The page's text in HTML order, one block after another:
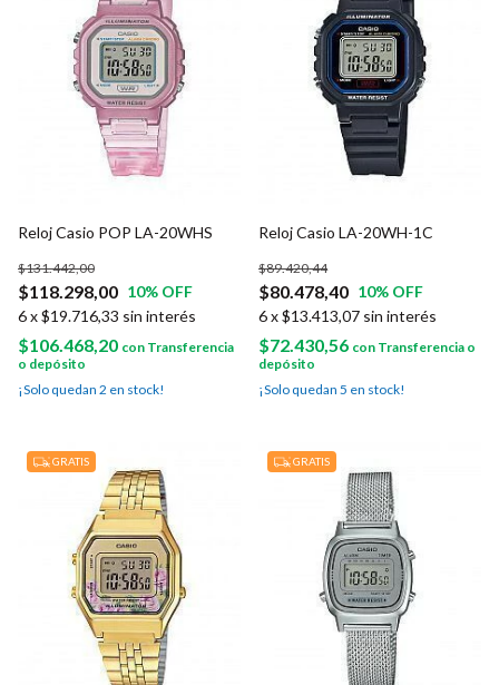
Reloj Casio POP LA-20WHS
$118.298,00
$131.442,00
10% OFF
6x$19.716,33 sin interés
$106.468,20 con Transferencia
o depósito
¡Solo quedan 2 en stock!
Reloj Casio LA-20WH-1C
$80.478,40
$89.420,44
10% OFF
6x$13.413,07 sin interés
$72.430,56 con Transferencia o
depósito
¡Solo quedan 5 en stock!
GRATIS GRATIS